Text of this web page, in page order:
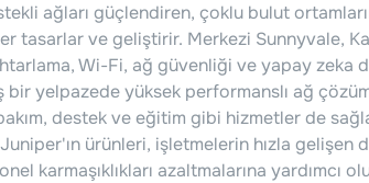
ağları güçlendiren, çoklu bulut
tasarlar ve geliştirir. Merkezi Sunnyvale,
Wi-Fi, ağ güvenliği ve yapay zeka
yelpazede yüksek performanslı ağ
destek ve eğitim gibi hizmetler de
ürünleri, işletmelerin hızla gelişen
karmaşıklıkları azaltmalarına yardımcı